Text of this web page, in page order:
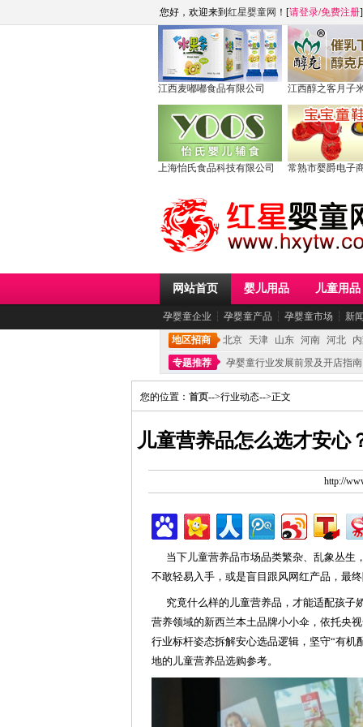
您好，欢迎来到 红星婴童网 ！[请登录/免费注册]
江西麦嘟嘟食品有限公司 江西醇之客月子
上海怡氏食品科技有限公司 常熟市婴爵电子
网站首页 婴儿用品 儿童用品
孕婴童企业 ┆ 孕婴童产品 ┆ 孕婴童市场 ┆ 新
地区招商 北京 天津 山东 河南 河北
专题推荐
孕婴童行业发展前景及开店指南
您的位置： 首页-->行业动态-->正文
儿童营养品怎么选才安心
http://
当下儿童营养品市场品类繁杂、乱象丛生
不敢轻易入手，或是盲目跟风网红产品，最
究竟什么样的儿童营养品，才能适配孩子
营养领域的新西兰本土品牌小小伞，依托央
行业标杆姿态拆解安心选品逻辑，坚守“有
地的儿童营养品选购参考。